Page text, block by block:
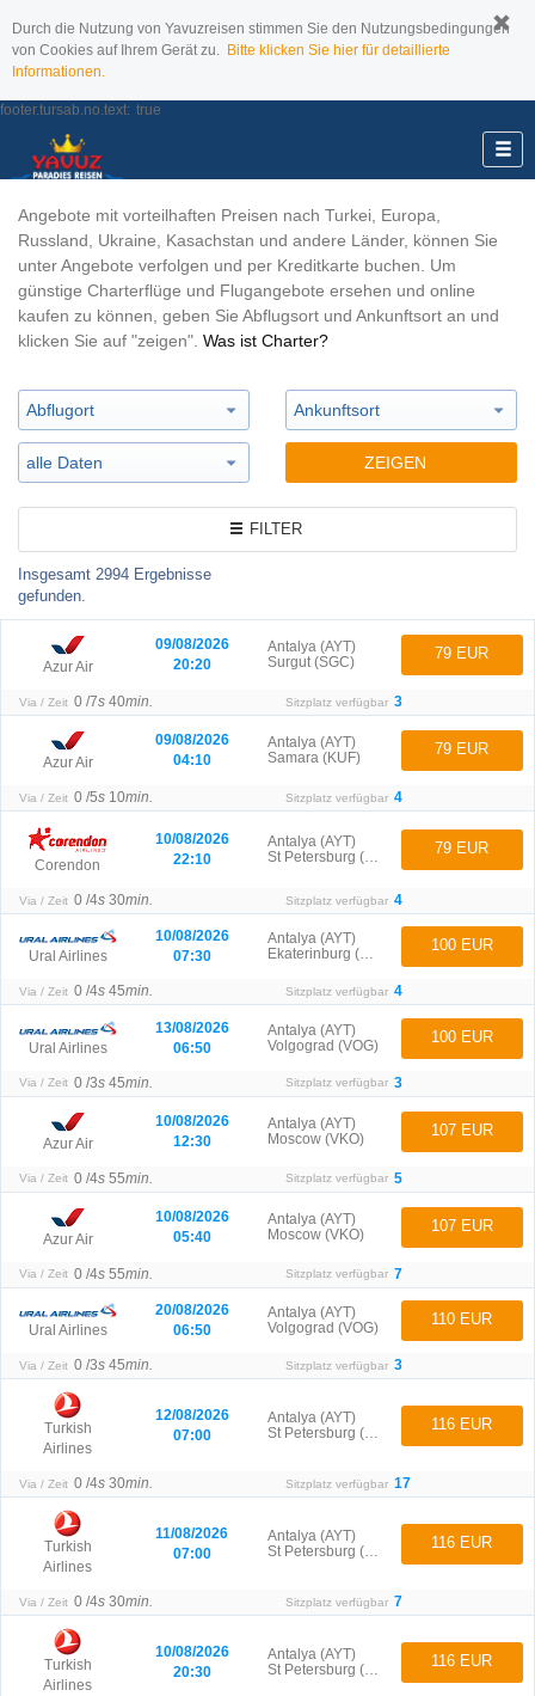
Durch die Nutzung von Yavuzreisen stimmen Sie den Nutzungsbedingungen
von Cookies auf Ihrem Gerät zu. Bitte klicken Sie hier für detaillierte
Informationen.
footer.tursab.no.text: true
Angebote mit vorteilhaften Preisen nach Turkei, Europa,
Russland, Ukraine, Kasachstan und andere Länder, können Sie
unter Angebote verfolgen und per Kreditkarte buchen. Um
günstige Charterflüge und Flugangebote ersehen und online
kaufen zu können, geben Sie Abflugsort und Ankunftsort an und
klicken Sie auf "zeigen". Was ist Charter?
Abflugort Ankunftsort
alle Daten
FILTER
Insgesamt 2994 Ergebnisse
gefunden.
Azur Air
09/08/2026
20:20
Antalya (AYT)
Surgut (SGC)
Via / Zeit 0 /7s 40min. Sitzplatz verfügbar 3
79 EUR
Azur Air
09/08/2026
04:10
Antalya (AYT)
Samara (KUF)
Via / Zeit 0 /5s 10min. Sitzplatz verfügbar 4
79 EUR
Corendon
10/08/2026
22:10
Antalya (AYT)
St Petersburg (LED)
Via / Zeit 0 /4s 30min. Sitzplatz verfügbar 4
79 EUR
Ural Airlines
10/08/2026
07:30
Antalya (AYT)
Ekaterinburg (SVX)
Via / Zeit 0 /4s 45min. Sitzplatz verfügbar 4
100 EUR
Ural Airlines
13/08/2026
06:50
Antalya (AYT)
Volgograd (VOG)
Via / Zeit 0 /3s 45min. Sitzplatz verfügbar 3
100 EUR
Azur Air
10/08/2026
12:30
Antalya (AYT)
Moscow (VKO)
Via / Zeit 0 /4s 55min. Sitzplatz verfügbar 5
107 EUR
Azur Air
10/08/2026
05:40
Antalya (AYT)
Moscow (VKO)
Via / Zeit 0 /4s 55min. Sitzplatz verfügbar 7
107 EUR
Ural Airlines
20/08/2026
06:50
Antalya (AYT)
Volgograd (VOG)
Via / Zeit 0 /3s 45min. Sitzplatz verfügbar 3
110 EUR
Turkish
Airlines
12/08/2026
07:00
Antalya (AYT)
Via / Zeit 0 /4s 30min. Sitzplatz verfügbar 17
116 EUR
Turkish
Airlines
11/08/2026
07:00
Antalya (AYT)
Via / Zeit 0 /4s 30min. Sitzplatz verfügbar 7
116 EUR
Turkish
Airlines
10/08/2026
20:30
Antalya (AYT)
116 EUR